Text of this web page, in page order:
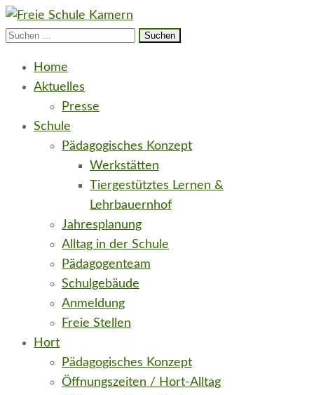
Suchen
Home
Aktuelles
Presse
Schule
Pädagogisches Konzept
Werkstätten
Tiergestütztes Lernen &
Lehrbauernhof
Jahresplanung
Alltag in der Schule
Pädagogenteam
Schulgebäude
Anmeldung
Freie Stellen
Hort
Pädagogisches Konzept
Öffnungszeiten / Hort-Alltag